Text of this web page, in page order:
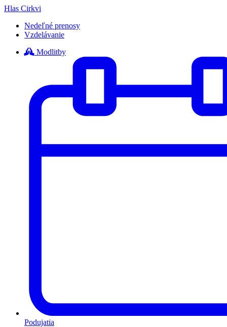
Hlas Cirkvi
Nedeľné prenosy
Vzdelávanie
Modlitby
Podujatia